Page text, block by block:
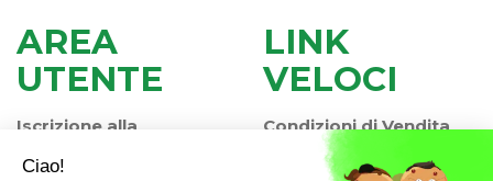
AREA
UTENTE
Iscrizione alla
Newsletter
LINK
VELOCI
Condizioni di Vendita
Modalità di Pagamento